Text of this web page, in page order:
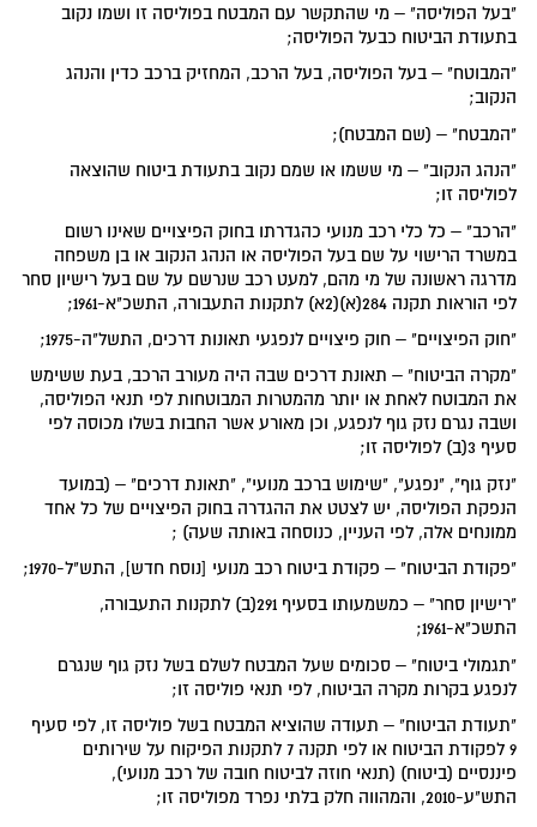
"בעל הפוליסה" – מי שהתקשר עם המבטח בפוליסה זו ושמו נקוב
בתעודת הביטוח כבעל הפוליסה;
"המבוטח" – בעל הפוליסה, בעל הרכב, המחזיק ברכב כדין והנהג
הנקוב;
"המבטח" – (שם המבטח);
"הנהג הנקוב" – מי ששמו או שמם נקוב בתעודת ביטוח שהוצאה
לפוליסה זו;
"הרכב" – כל כלי רכב מנועי כהגדרתו בחוק הפיצויים שאינו רשום
במשרד הרישוי על שם בעל הפוליסה או הנהג הנקוב או בן משפחה
מדרגה ראשונה של מי מהם, למעט רכב שנרשם על שם בעל רישיון סחר
לפי הוראות תקנה 284(א)(2א) לתקנות התעבורה, התשכ"א-1961;
"חוק הפיצויים" – חוק פיצויים לנפגעי תאונות דרכים, התשל"ה-1975;
"מקרה הביטוח" – תאונת דרכים שבה היה מעורב הרכב, בעת ששימש
את המבוטח לאחת או יותר מהמטרות המבוטחות לפי תנאי הפוליסה,
ושבה נגרם נזק גוף לנפגע, וכן מאורע אשר החבות בשלו מכוסה לפי
סעיף 3(ב) לפוליסה זו;
"נזק גוף", "נפגע", "שימוש ברכב מנועי", "תאונת דרכים" – (במועד
הנפקת הפוליסה, יש לצטט את ההגדרה בחוק הפיצויים של כל אחד
ממונחים אלה, לפי העניין, כנוסחה באותה שעה) ;
"פקודת הביטוח" – פקודת ביטוח רכב מנועי [נוסח חדש], התש"ל-1970;
"רישיון סחר" – כמשמעותו בסעיף 291(ב) לתקנות התעבורה,
התשכ"א-1961;
"תגמולי ביטוח" – סכומים שעל המבטח לשלם בשל נזק גוף שנגרם
לנפגע בקרות מקרה הביטוח, לפי תנאי פוליסה זו;
"תעודת הביטוח" – תעודה שהוציא המבטח בשל פוליסה זו, לפי סעיף
9 לפקודת הביטוח או לפי תקנה 7 לתקנות הפיקוח על שירותים
פיננסיים (ביטוח) (תנאי חוזה לביטוח חובה של רכב מנועי),
התש"ע-2010, והמהווה חלק בלתי נפרד מפוליסה זו;